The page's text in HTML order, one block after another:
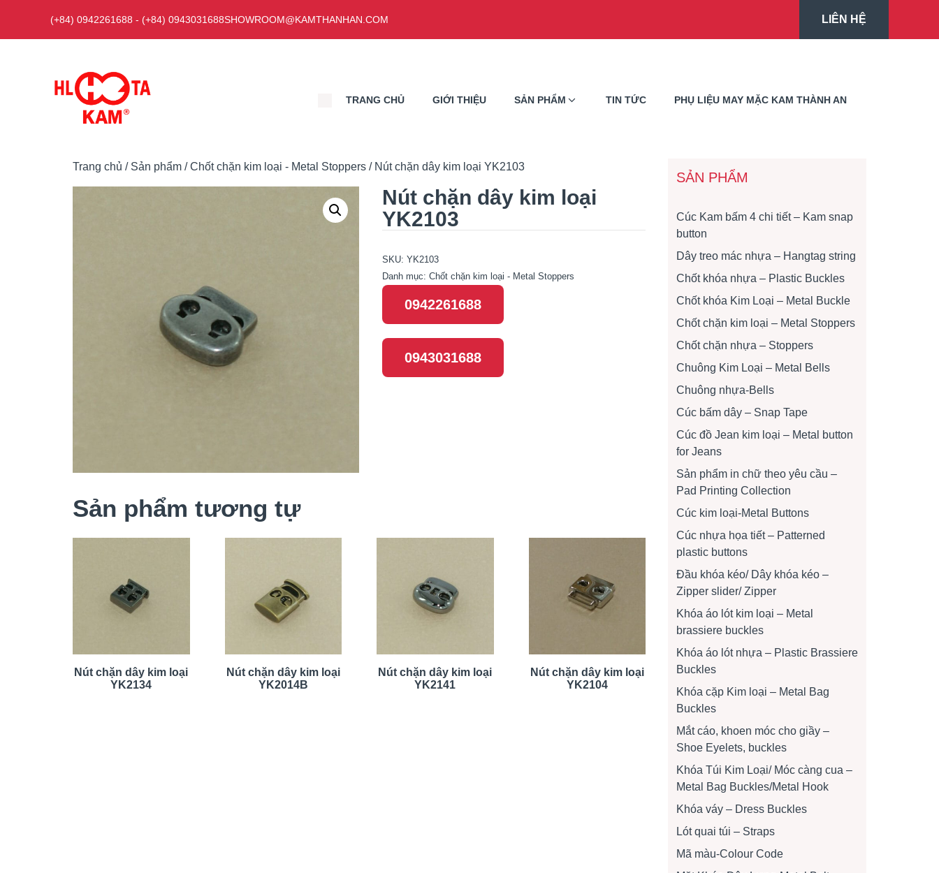
nội
(+84) 0942261688 - (+84) 0943031688SHOWROOM@KAMTHANHAN.COM LIÊN HỆ
TRANG CHỦ GIỚI THIỆU SẢN PHẨM TIN TỨC PHỤ LIỆU MAY MẶC KAM THÀNH AN
Trang chủ / Sản phẩm /Chốt chặn kim loại - Metal Stoppers / Nút chặn dây kim loại YK2103
Nút chặn dây kim loại
YK2103
SKU: YK2103
Danh mục: Chốt chặn kim loại - Metal Stoppers
0942261688
0943031688
Sản phẩm tương tự
Nút chặn dây kim loại
YK2134
Nút chặn dây kim loại
YK2014B
Nút chặn dây kim loại
YK2141
Nút chặn dây kim loại
YK2104
SẢN PHẨM
Cúc Kam bấm 4 chi tiết – Kam snap
button
Dây treo mác nhựa – Hangtag string
Chốt khóa nhựa – Plastic Buckles
Chốt khóa Kim Loại – Metal Buckle
Chốt chặn kim loại – Metal Stoppers
Chốt chặn nhựa – Stoppers
Chuông Kim Loại – Metal Bells
Chuông nhựa-Bells
Cúc bấm dây – Snap Tape
Cúc đồ Jean kim loại – Metal button
for Jeans
Sản phẩm in chữ theo yêu cầu –
Pad Printing Collection
Cúc kim loại-Metal Buttons
Cúc nhựa họa tiết – Patterned
plastic buttons
Đầu khóa kéo/ Dây khóa kéo –
Zipper slider/ Zipper
Khóa áo lót kim loại – Metal
brassiere buckles
Khóa áo lót nhựa – Plastic Brassiere
Buckles
Khóa cặp Kim loại – Metal Bag
Buckles
Mắt cáo, khoen móc cho giầy –
Shoe Eyelets, buckles
Khóa Túi Kim Loại/ Móc càng cua –
Metal Bag Buckles/Metal Hook
Khóa váy – Dress Buckles
Lót quai túi – Straps
Mã màu-Colour Code